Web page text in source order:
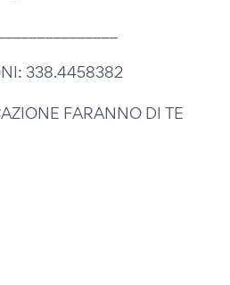
338.4458382
FARANNO DI TE